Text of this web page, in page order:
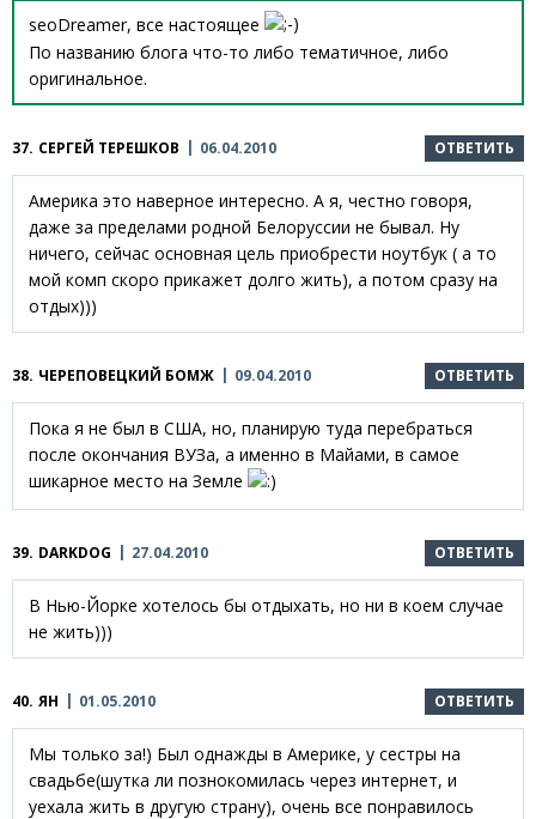
seoDreamer, все настоящее
По названию блога что-то либо тематичное, либо
оригинальное.
37. СЕРГЕЙ ТЕРЕШКОВ 06.04.2010 ОТВЕТИТЬ
Америка это наверное интересно. А я, честно говоря,
даже за пределами родной Белоруссии не бывал. Ну
ничего, сейчас основная цель приобрести ноутбук ( а то
мой комп скоро прикажет долго жить), а потом сразу на
отдых)))
38. ЧЕРЕПОВЕЦКИЙ БОМЖ 09.04.2010 ОТВЕТИТЬ
Пока я не был в США, но, планирую туда перебраться
после окончания ВУЗа, а именно в Майами, в самое
шикарное место на Земле
39. DARKDOG 27.04.2010 ОТВЕТИТЬ
В Нью-Йорке хотелось бы отдыхать, но ни в коем случае
не жить)))
40. ЯН 01.05.2010 ОТВЕТИТЬ
Мы только за!) Был однажды в Америке, у сестры на
свадьбе(шутка ли познокомилась через интернет, и
уехала жить в другую страну), очень все понравилось